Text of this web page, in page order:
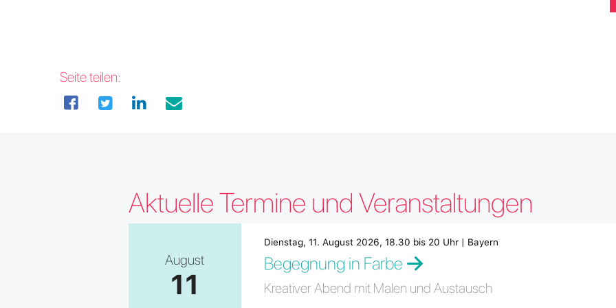
Seite teilen:
Aktuelle Termine und Veranstaltungen
August
11
Dienstag, 11. August 2026, 18.30 bis 20 Uhr | Bayern
Begegnung in Farbe
Kreativer Abend mit Malen und Austausch